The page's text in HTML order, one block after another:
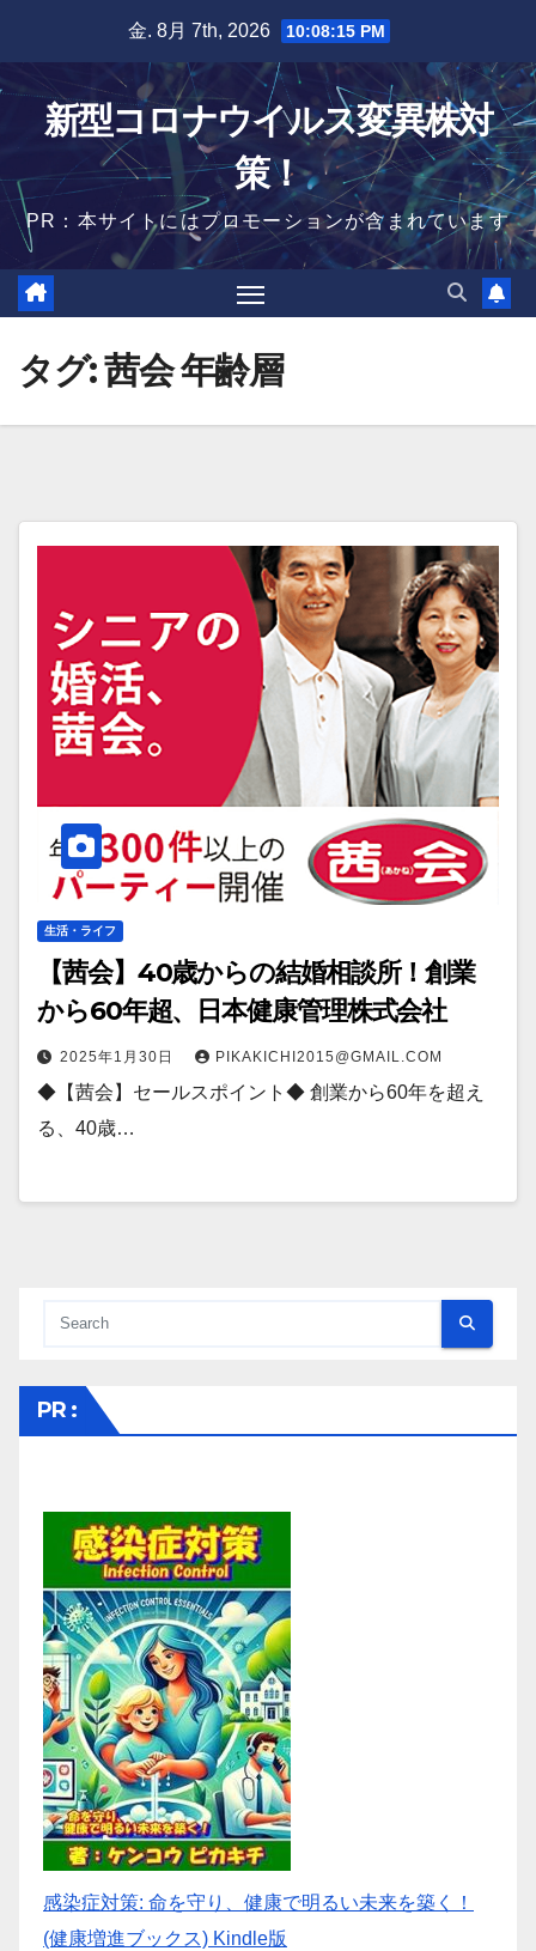
content
金. 8月 7th, 2026 10:08:15 PM
新型コロナウイルス変異株対
策！
PR：本サイトにはプロモーションが含まれています
タグ:茜会 年齢層
生活・ライフ
【茜会】40歳からの結婚相談所！創業
から60年超、日本健康管理株式会社
2025年1月30日 PIKAKICHI2015@GMAIL.COM
◆【茜会】セールスポイント◆ 創業から60年を超え
る、40歳…
PR :
感染症対策: 命を守り、健康で明るい未来を築く！
(健康増進ブックス) Kindle版